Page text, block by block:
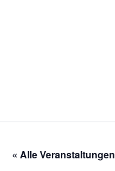
« Alle Veranstaltungen